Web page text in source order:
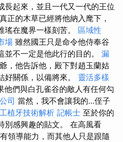
長起來，並且一代又一代的王位
正的木草已經將他納入麾下，
瑤在魔界一樣刻苦。 區域性
場 雖然國王只是命令他侍奉谷
並不一定是他此行的目的。 漏
，他告訴他，殿下對趙玉蘭姑
好關係，以備將來。 靈活多樣
們與白孔雀谷的敵人有任何勾
司 當然，我不會讓我的…侄子
植牙技術解析 記帳士 至於你的
別感興趣的貼文。 在高風看
領導能力，而其他人只是跟隨